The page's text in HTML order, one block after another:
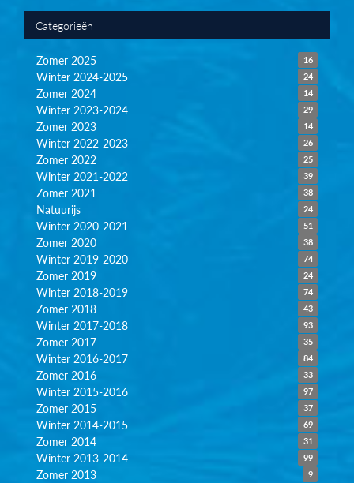
Categorieën
16
Zomer 2025
24
Winter 2024-2025
14
Zomer 2024
29
Winter 2023-2024
14
Zomer 2023
26
Winter 2022-2023
25
Zomer 2022
39
Winter 2021-2022
38
Zomer 2021
24
Natuurijs
51
Winter 2020-2021
38
Zomer 2020
74
Winter 2019-2020
24
Zomer 2019
74
Winter 2018-2019
43
Zomer 2018
93
Winter 2017-2018
35
Zomer 2017
84
Winter 2016-2017
33
Zomer 2016
97
Winter 2015-2016
37
Zomer 2015
69
Winter 2014-2015
31
Zomer 2014
99
Winter 2013-2014
9
Zomer 2013